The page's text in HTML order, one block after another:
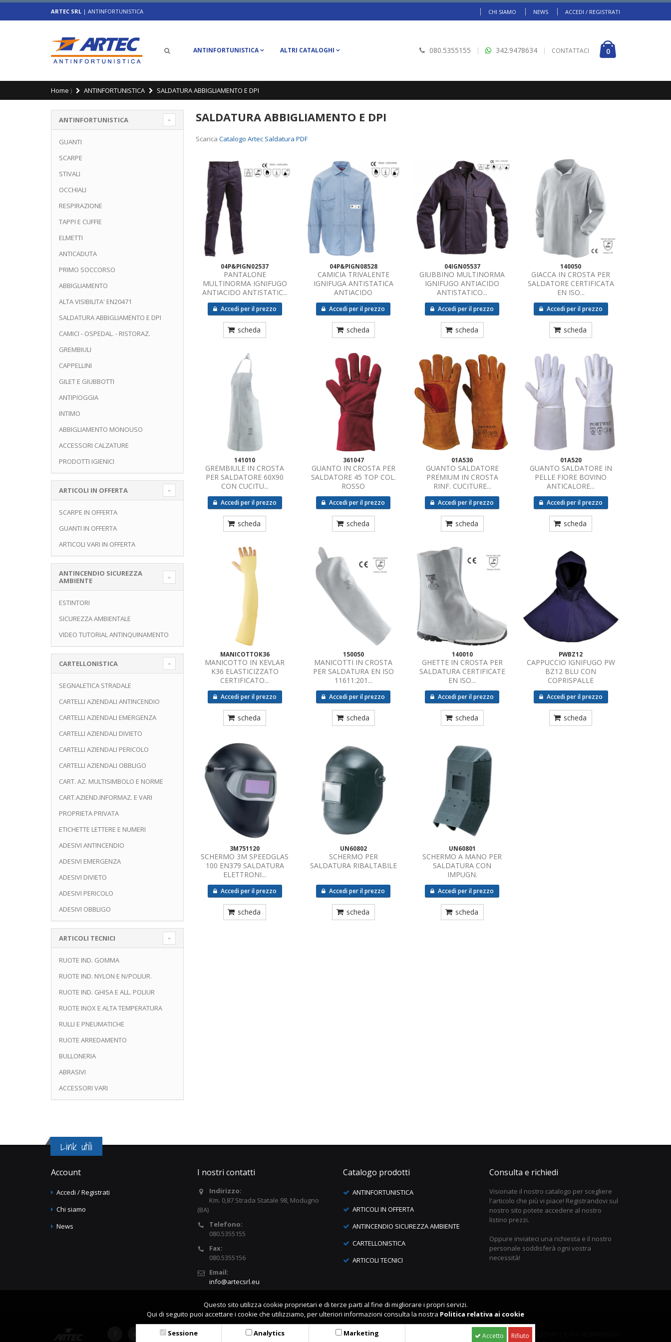
ARTEC SRL | ANTINFORTUNISTICA CHI SIAMO NEWS ACCEDI / REGISTRATI
080.5355155 342.9478634 CONTATTACI 0
ANTINFORTUNISTICA ALTRI CATALOGHI
Home ) ANTINFORTUNISTICA SALDATURA ABBIGLIAMENTO E DPI
SALDATURA ABBIGLIAMENTO E DPI
Scarica Catalogo Artec Saldatura PDF
04P&PIGN02537
PANTALONE
MULTINORMA IGNIFUGO
ANTIACIDO ANTISTATIC...
Accedi per il prezzo
scheda
04P&PIGN08528
CAMICIA TRIVALENTE
IGNIFUGA ANTISTATICA
ANTIACIDO
Accedi per il prezzo
scheda
04IGN05537
GIUBBINO MULTINORMA
IGNIFUGO ANTIACIDO
ANTISTATICO...
Accedi per il prezzo
scheda
140050
GIACCA IN CROSTA PER
SALDATORE CERTIFICATA
EN ISO...
Accedi per il prezzo
scheda
141010
GREMBIULE IN CROSTA
PER SALDATORE 60X90
CON CUCITU...
Accedi per il prezzo
scheda
361047
GUANTO IN CROSTA PER
SALDATORE 45 TOP COL.
ROSSO
Accedi per il prezzo
scheda
01A530
GUANTO SALDATORE
PREMIUM IN CROSTA
RINF. CUCITURE...
Accedi per il prezzo
scheda
01A520
GUANTO SALDATORE IN
PELLE FIORE BOVINO
ANTICALORE...
Accedi per il prezzo
scheda
MANICOTTOK36
MANICOTTO IN KEVLAR
K36 ELASTICIZZATO
CERTIFICATO...
Accedi per il prezzo
scheda
150050
MANICOTTI IN CROSTA
PER SALDATURA EN ISO
11611:201...
Accedi per il prezzo
scheda
140010
GHETTE IN CROSTA PER
SALDATURA CERTIFICATE
EN ISO...
Accedi per il prezzo
scheda
PWBZ12
CAPPUCCIO IGNIFUGO PW
BZ12 BLU CON
COPRISPALLE
Accedi per il prezzo
scheda
3M751120
SCHERMO 3M SPEEDGLAS
100 EN379 SALDATURA
ELETTRONI...
Accedi per il prezzo
scheda
UN60802
SCHERMO PER
SALDATURA RIBALTABILE
Accedi per il prezzo
scheda
UN60801
SCHERMO A MANO PER
SALDATURA CON
IMPUGN.
Accedi per il prezzo
scheda
ANTINFORTUNISTICA
GUANTI
SCARPE
STIVALI
OCCHIALI
RESPIRAZIONE
TAPPI E CUFFIE
ELMETTI
ANTICADUTA
PRIMO SOCCORSO
ABBIGLIAMENTO
ALTA VISIBILITA' EN20471
SALDATURA ABBIGLIAMENTO E DPI
CAMICI - OSPEDAL. - RISTORAZ.
GREMBIULI
CAPPELLINI
GILET E GIUBBOTTI
ANTIPIOGGIA
INTIMO
ABBIGLIAMENTO MONOUSO
ACCESSORI CALZATURE
PRODOTTI IGIENICI
ARTICOLI IN OFFERTA
SCARPE IN OFFERTA
GUANTI IN OFFERTA
ARTICOLI VARI IN OFFERTA
ANTINCENDIO SICUREZZA
AMBIENTE
ESTINTORI
SICUREZZA AMBIENTALE
VIDEO TUTORIAL ANTINQUINAMENTO
CARTELLONISTICA
SEGNALETICA STRADALE
CARTELLI AZIENDALI ANTINCENDIO
CARTELLI AZIENDALI EMERGENZA
CARTELLI AZIENDALI DIVIETO
CARTELLI AZIENDALI PERICOLO
CARTELLI AZIENDALI OBBLIGO
CART. AZ. MULTISIMBOLO E NORME
CART.AZIEND.INFORMAZ. E VARI
PROPRIETA PRIVATA
ETICHETTE LETTERE E NUMERI
ADESIVI ANTINCENDIO
ADESIVI EMERGENZA
ADESIVI DIVIETO
ADESIVI PERICOLO
ADESIVI OBBLIGO
ARTICOLI TECNICI
RUOTE IND. GOMMA
RUOTE IND. NYLON E N/POLIUR.
RUOTE IND. GHISA E ALL. POLIUR
RUOTE INOX E ALTA TEMPERATURA
RULLI E PNEUMATICHE
RUOTE ARREDAMENTO
BULLONERIA
ABRASIVI
ACCESSORI VARI
Link utili
Account
Accedi / Registrati
Chi siamo
News
I nostri contatti
Indirizzo:
Km. 0,87 Strada Statale 98, Modugno
(BA)
Telefono:
080.5355155
Fax:
080.5355156
Email:
info@artecsrl.eu
Catalogo prodotti
ANTINFORTUNISTICA
ARTICOLI IN OFFERTA
ANTINCENDIO SICUREZZA AMBIENTE
CARTELLONISTICA
ARTICOLI TECNICI
Consulta e richiedi
Visionate il nostro catalogo per scegliere
l'articolo che più vi piace! Registrandovi sul
nostro sito potete accedere al nostro
listino prezzi.
Oppure inviateci una richiesta e il nostro
personale soddisferà ogni vostra
necessità!
Artec srl | Tel. 080.5355155 | Cap.Soc. Euro 36.400,00 i.v. | C.C.I.A.A. Bari 239149 | P.IVA: 02949200725
Questo sito utilizza cookie proprietari e di terze parti al fine di migliorare i propri servizi.
Qui di seguito puoi accettare i cookie che utilizziamo, per ulteriori informazioni consulta la nostra Politica relativa ai cookie
Sessione Analytics Marketing Accetto Rifiuto